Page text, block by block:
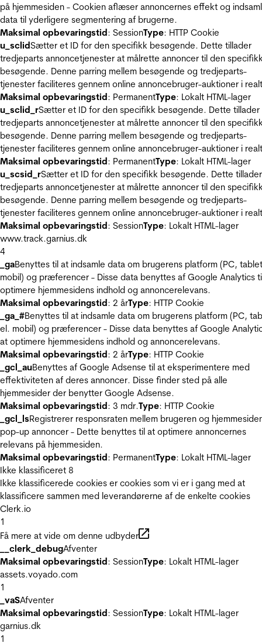
på hjemmesiden - Cookien aflæser annoncernes effekt og
data til yderligere segmentering af brugerne.
Maksimal opbevaringstid: SessionType: HTTP Cookie
u_sclidSætter et ID for den specifikk besøgende. Dette tillader
tredjeparts annoncetjenester at målrette annoncer til den
besøgende. Denne parring mellem besøgende og tredjeparts-
tjenester faciliteres gennem online annoncebruger-auktioner i
Maksimal opbevaringstid: PermanentType: Lokalt HTML-lager
u_sclid_rSætter et ID for den specifikk besøgende. Dette tillader
tredjeparts annoncetjenester at målrette annoncer til den
besøgende. Denne parring mellem besøgende og tredjeparts-
tjenester faciliteres gennem online annoncebruger-auktioner i
Maksimal opbevaringstid: PermanentType: Lokalt HTML-lager
u_scsid_rSætter et ID for den specifikk besøgende. Dette tillader
tredjeparts annoncetjenester at målrette annoncer til den
besøgende. Denne parring mellem besøgende og tredjeparts-
tjenester faciliteres gennem online annoncebruger-auktioner i
Maksimal opbevaringstid: SessionType: Lokalt HTML-lager
www.track.garnius.dk
4
_gaBenyttes til at indsamle data om brugerens platform (PC,
mobil) og præferencer - Disse data benyttes af Google Analytics
optimere hjemmesidens indhold og annoncerelevans.
Maksimal opbevaringstid: 2 årType: HTTP Cookie
_ga_#Benyttes til at indsamle data om brugerens platform (PC,
el. mobil) og præferencer - Disse data benyttes af Google
at optimere hjemmesidens indhold og annoncerelevans.
Maksimal opbevaringstid: 2 årType: HTTP Cookie
_gcl_auBenyttes af Google Adsense til at eksperimentere med
effektiviteten af deres annoncer. Disse finder sted på alle
hjemmesider der benytter Google Adsense.
Maksimal opbevaringstid: 3 mdr.Type: HTTP Cookie
_gcl_lsRegistrerer responsraten mellem brugeren og
pop-up annoncer - Dette benyttes til at optimere annoncernes
relevans på hjemmesiden.
Maksimal opbevaringstid: PermanentType: Lokalt HTML-lager
Ikke klassificeret 8
Ikke klassificerede cookies er cookies som vi er i gang med at
klassificere sammen med leverandørerne af de enkelte cookies
Clerk.io
1
Få mere at vide om denne udbyder
__clerk_debugAfventer
Maksimal opbevaringstid: SessionType: Lokalt HTML-lager
assets.voyado.com
1
_vaSAfventer
Maksimal opbevaringstid: SessionType: Lokalt HTML-lager
garnius.dk
1